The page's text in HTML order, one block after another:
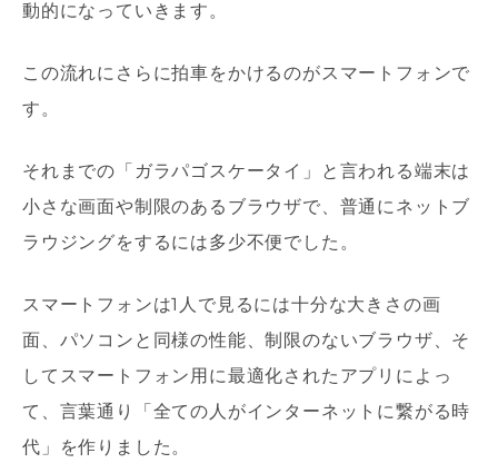
動的になっていきます。
この流れにさらに拍車をかけるのがスマートフォンで
す。
それまでの「ガラパゴスケータイ」と言われる端末は
小さな画面や制限のあるブラウザで、普通にネットブ
ラウジングをするには多少不便でした。
スマートフォンは1人で見るには十分な大きさの画
面、パソコンと同様の性能、制限のないブラウザ、そ
してスマートフォン用に最適化されたアプリによっ
て、言葉通り「全ての人がインターネットに繋がる時
代」を作りました。